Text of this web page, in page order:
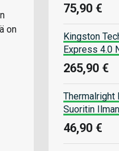
on
75,90 €
Kingston
Express 4.0
265,90 €
Thermalright
Suoritin
46,90 €